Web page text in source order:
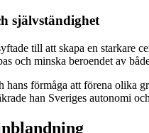
självständighet
till att skapa en starkare
och minska beroendet av
hans förmåga att förena olika
han Sveriges autonomi